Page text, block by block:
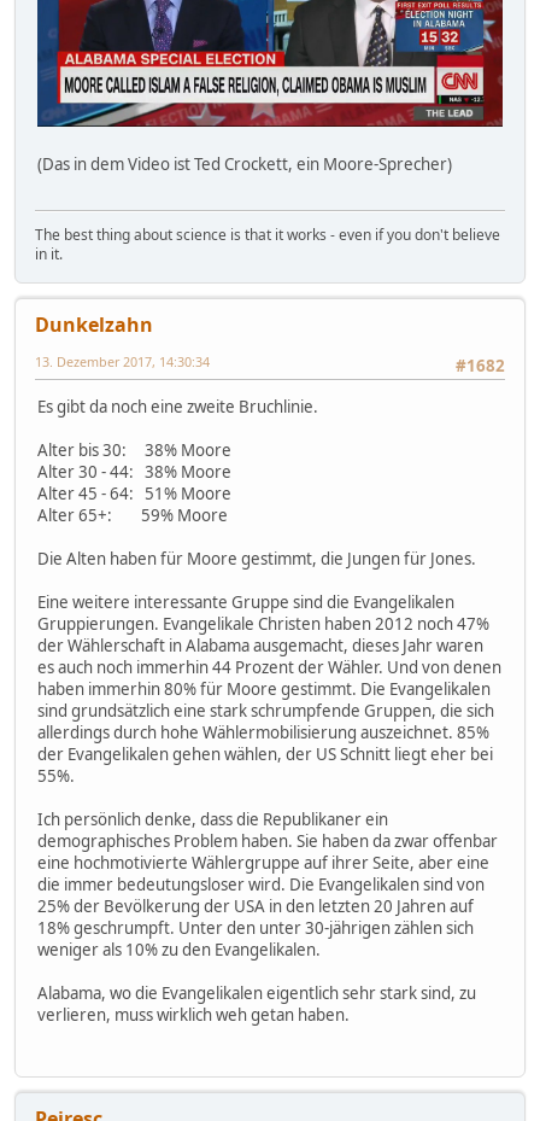
(Das in dem Video ist Ted Crockett, ein Moore-Sprecher)
The best thing about science is that it works - even if you don't believe
in it.
Dunkelzahn
#1682
13. Dezember 2017, 14:30:34
Es gibt da noch eine zweite Bruchlinie.
Alter bis 30: 38% Moore
Alter 30 - 44: 38% Moore
Alter 45 - 64: 51% Moore
Alter 65+: 59% Moore
Die Alten haben für Moore gestimmt, die Jungen für Jones.
Eine weitere interessante Gruppe sind die Evangelikalen
Gruppierungen. Evangelikale Christen haben 2012 noch 47%
der Wählerschaft in Alabama ausgemacht, dieses Jahr waren
es auch noch immerhin 44 Prozent der Wähler. Und von denen
haben immerhin 80% für Moore gestimmt. Die Evangelikalen
sind grundsätzlich eine stark schrumpfende Gruppen, die sich
allerdings durch hohe Wählermobilisierung auszeichnet. 85%
der Evangelikalen gehen wählen, der US Schnitt liegt eher bei
55%.
Ich persönlich denke, dass die Republikaner ein
demographisches Problem haben. Sie haben da zwar offenbar
eine hochmotivierte Wählergruppe auf ihrer Seite, aber eine
die immer bedeutungsloser wird. Die Evangelikalen sind von
25% der Bevölkerung der USA in den letzten 20 Jahren auf
18% geschrumpft. Unter den unter 30-jährigen zählen sich
weniger als 10% zu den Evangelikalen.
Alabama, wo die Evangelikalen eigentlich sehr stark sind, zu
verlieren, muss wirklich weh getan haben.